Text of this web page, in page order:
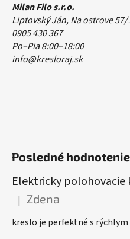
Milan Filo s.r.o.
Liptovský Ján, Na ostrove 57/
0905 430 367
Po–Pia 8:00–18:00
info@kresloraj.sk
Posledné
Elektricky polohovacie
Hodnotenie produktu je 5 z 5
| Zdena
kreslo je perfektné s